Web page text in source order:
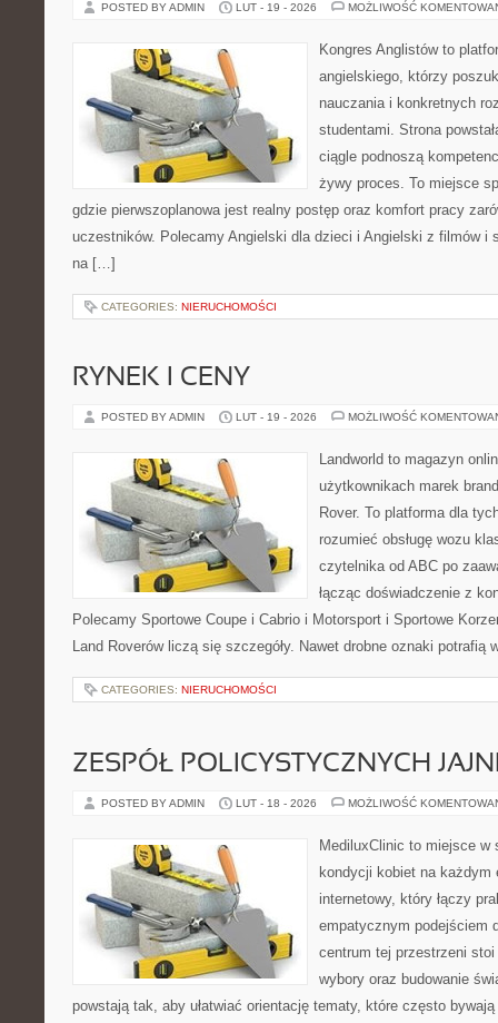
POSTED BY ADMIN LUT - 19 - 2026 MOŻLIWOŚĆ
Kongres Anglistów to
angielskiego, którzy
nauczania i konkretnych
studentami. Strona
ciągle podnoszą
żywy proces. To miejsce
gdzie pierwszoplanowa jest realny postęp oraz komfort pracy
uczestników. Polecamy Angielski dla dzieci i Angielski z filmów i
na […]
CATEGORIES: NIERUCHOMOŚCI
RYNEK I CENY
POSTED BY ADMIN LUT - 19 - 2026 MOŻLIWOŚĆ
Landworld to magazyn
użytkownikach marek
Rover. To platforma dla
rozumieć obsługę wozu
czytelnika od ABC po
łącząc doświadczenie z
Polecamy Sportowe Coupe i Cabrio i Motorsport i Sportowe
Land Roverów liczą się szczegóły. Nawet drobne oznaki
CATEGORIES: NIERUCHOMOŚCI
ZESPÓŁ POLICYSTYCZNYCH
POSTED BY ADMIN LUT - 18 - 2026 MOŻLIWOŚĆ
MediluxClinic to miejsce
kondycji kobiet na każdym
internetowy, który łączy
empatycznym podejściem
centrum tej przestrzeni
wybory oraz budowanie
powstają tak, aby ułatwiać orientację tematy, które często